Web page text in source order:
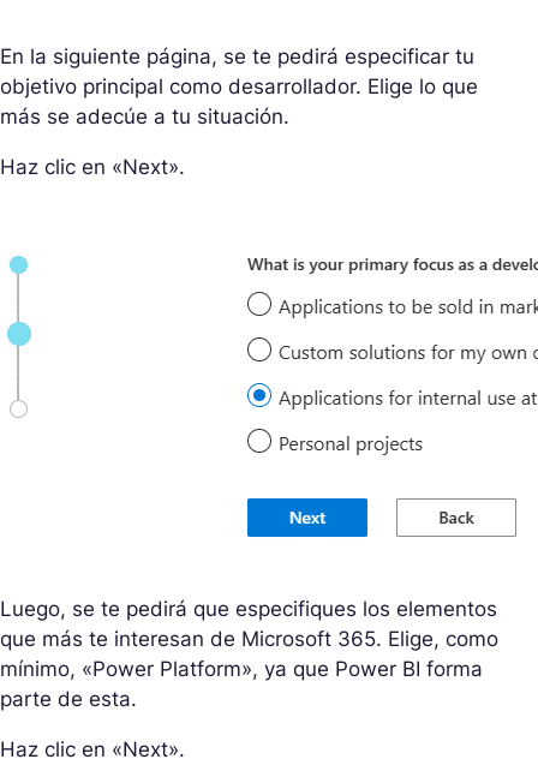
En la siguiente página, se te pedirá especificar tu
objetivo principal como desarrollador. Elige lo que
más se adecúe a tu situación.
Haz clic en «Next».
Luego, se te pedirá que especifiques los elementos
que más te interesan de Microsoft 365. Elige, como
mínimo, «Power Platform», ya que Power BI forma
parte de esta.
Haz clic en «Next».